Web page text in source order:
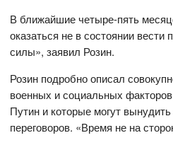
В ближайшие четыре-пять
оказаться не в состоянии вести
силы», заявил Розин.
Розин подробно описал
военных и социальных
Путин и которые могут вынудить
переговоров. «Время не на